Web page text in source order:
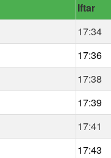
Iftar
17:34
17:36
17:38
17:39
17:41
17:43